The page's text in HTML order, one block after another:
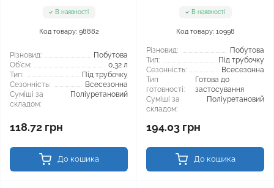
В наявності
Код товару: 98882
Різновид:
Побутова
Об'єм:
0,32 л
Тип:
Під трубочку
Сезонність:
Всесезонна
Суміші за
складом:
Поліуретановий
118.72 грн
До кошика
В наявності
Код товару: 10998
Різновид:
Побутова
Тип:
Під трубочку
Сезонність:
Всесезонна
Тип
готовності:
Готова до
застосування
Суміші за
складом:
Поліуретановий
194.03 грн
До кошика